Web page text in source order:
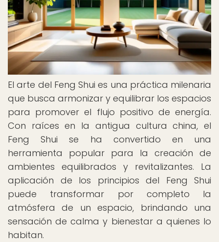
El arte del Feng Shui es una práctica milenaria
que busca armonizar y equilibrar los espacios
para promover el flujo positivo de energía.
Con raíces en la antigua cultura china, el
Feng Shui se ha convertido en una
herramienta popular para la creación de
ambientes equilibrados y revitalizantes. La
aplicación de los principios del Feng Shui
puede transformar por completo la
atmósfera de un espacio, brindando una
sensación de calma y bienestar a quienes lo
habitan.